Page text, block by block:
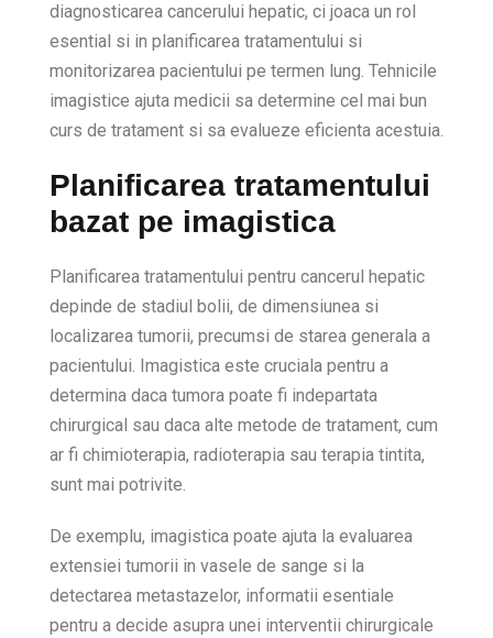
diagnosticarea cancerului hepatic, ci joaca un rol
esential si in planificarea tratamentului si
monitorizarea pacientului pe termen lung. Tehnicile
imagistice ajuta medicii sa determine cel mai bun
curs de tratament si sa evalueze eficienta acestuia.
Planificarea tratamentului
bazat pe imagistica
Planificarea tratamentului pentru cancerul hepatic
depinde de stadiul bolii, de dimensiunea si
localizarea tumorii, precumsi de starea generala a
pacientului. Imagistica este cruciala pentru a
determina daca tumora poate fi indepartata
chirurgical sau daca alte metode de tratament, cum
ar fi chimioterapia, radioterapia sau terapia tintita,
sunt mai potrivite.
De exemplu, imagistica poate ajuta la evaluarea
extensiei tumorii in vasele de sange si la
detectarea metastazelor, informatii esentiale
pentru a decide asupra unei interventii chirurgicale